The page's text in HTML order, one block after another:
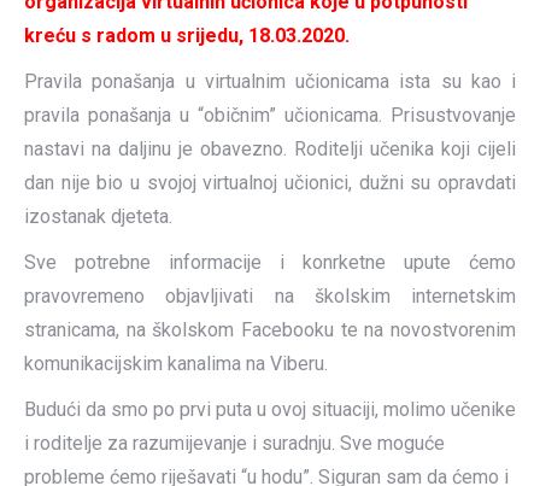
kreću s radom u srijedu, 18.03.2020.
Pravila ponašanja u virtualnim učionicama ista su kao i
pravila ponašanja u “običnim” učionicama. Prisustvovanje
nastavi na daljinu je obavezno. Roditelji učenika koji cijeli
dan nije bio u svojoj virtualnoj učionici, dužni su opravdati
izostanak djeteta.
Sve potrebne informacije i konrketne upute ćemo
pravovremeno objavljivati na školskim internetskim
stranicama, na školskom Facebooku te na novostvorenim
komunikacijskim kanalima na Viberu.
Budući da smo po prvi puta u ovoj situaciji, molimo učenike
i roditelje za razumijevanje i suradnju. Sve moguće
probleme ćemo riješavati “u hodu”. Siguran sam da ćemo i